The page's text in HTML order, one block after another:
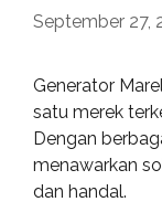
September 27,
Generator
satu merek
Dengan
menawarkan
dan handal.